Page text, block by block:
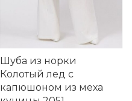
Шуба из норки
Колотый лед с
капюшоном из меха